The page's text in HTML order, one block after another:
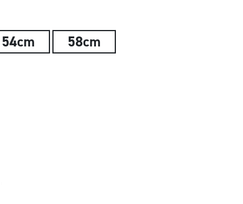
54cm 58cm